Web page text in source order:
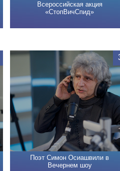
Всероссийская акция
«СтопВичСпид»
Поэт Симон Осиашвили в
Вечернем шоу